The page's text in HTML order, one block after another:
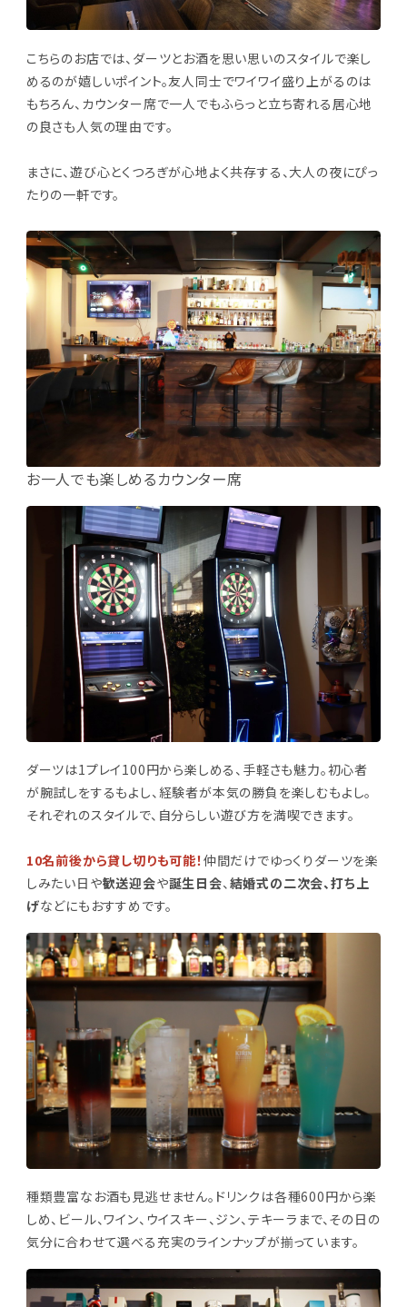
こちらのお店では、ダーツとお酒を思い思いのスタイルで楽し
めるのが嬉しいポイント。友人同士でワイワイ盛り上がるのは
もちろん、カウンター席で一人でもふらっと立ち寄れる居心地
の良さも人気の理由です。
まさに、遊び心とくつろぎが心地よく共存する、大人の夜にぴっ
たりの一軒です。
お一人でも楽しめるカウンター席
ダーツは1プレイ100円から楽しめる、手軽さも魅力。初心者
が腕試しをするもよし、経験者が本気の勝負を楽しむもよし。
それぞれのスタイルで、自分らしい遊び方を満喫できます。
10名前後から貸し切りも可能！仲間だけでゆっくりダーツを楽
しみたい日や歓送迎会や誕生日会、結婚式の二次会、打ち上
げなどにもおすすめです。
種類豊富なお酒も見逃せません。ドリンクは各種600円から楽
しめ、ビール、ワイン、ウイスキー、ジン、テキーラまで、その日の
気分に合わせて選べる充実のラインナップが揃っています。